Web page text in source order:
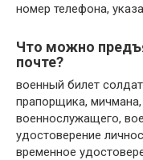
номер телефона,
Что можно
почте?
военный билет
прапорщика,
военнослужащего,
удостоверение
временное